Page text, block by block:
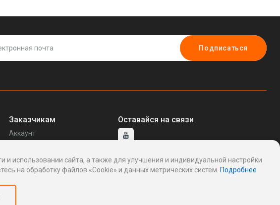
Подписаться
Заказчикам
Аккаунт
Написать поставщику
Реквизиты
Оставайся на связи
использовании сайта, а также для улучшения и индивидуальной настройки
на обработку файлов «Cookie» и данных метрических систем. Подробнее